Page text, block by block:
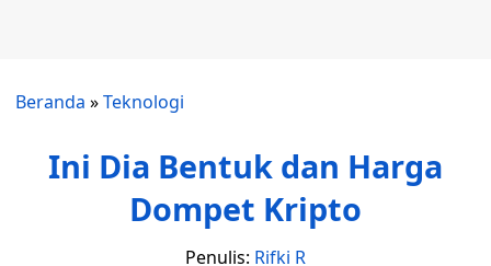
Beranda »Teknologi
Ini Dia Bentuk dan Harga
Dompet Kripto
Penulis: Rifki R